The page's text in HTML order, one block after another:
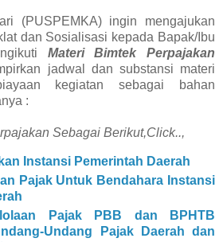
(PUSPEMKA) ingin mengajukan
dan Sosialisasi kepada Bapak/Ibu
Materi Bimtek Perpajakan
jadwal dan substansi materi
kegiatan sebagai bahan
:
Sebagai Berikut,Click..,
Instansi Pemerintah Daerah
Pajak Untuk Bendahara Instansi
Pajak PBB dan BPHTB
Undang Pajak Daerah dan